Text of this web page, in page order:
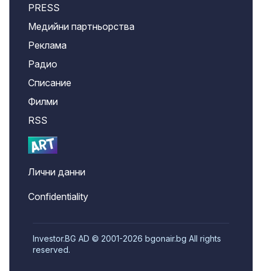
PRESS
Медийни партньорства
Реклама
Радио
Списание
Филми
RSS
Лични данни
Confidentiality
Investor.BG AD © 2001-2026 bgonair.bg All rights
reserved.